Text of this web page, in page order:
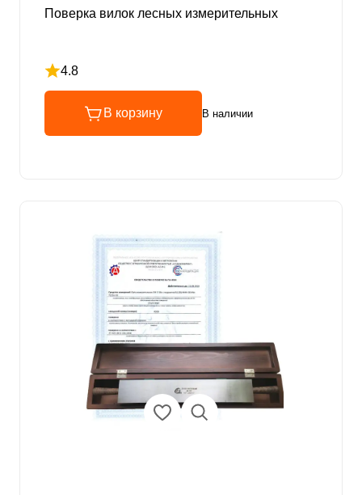
Поверка вилок лесных измерительных
4.8
Рейтинг 4.8 из 5
В корзину В наличии